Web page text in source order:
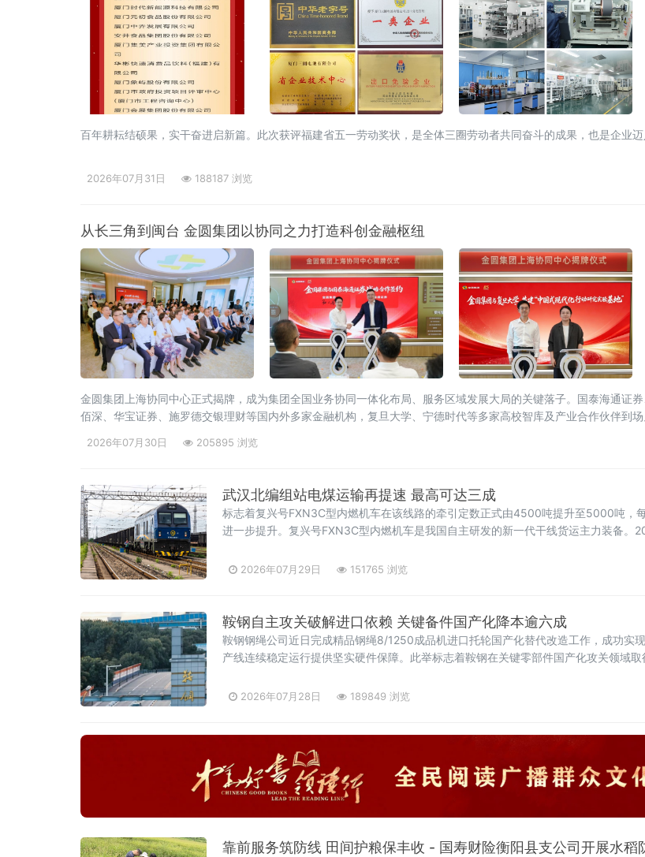
百年耕耘结硕果，实干奋进启新篇。此次获评福建省五一劳动奖状，是全体三圈劳动者共同奋斗的成果，也是企业迈
2026年07月31日 188187 浏览
从长三角到闽台 金圆集团以协同之力打造科创金融枢纽
金圆集团上海协同中心正式揭牌，成为集团全国业务协同一体化布局、服务区域发展大局的关键落子。国泰海通证
佰深、华宝证券、施罗德交银理财等国内外多家金融机构，复旦大学、宁德时代等多家高校智库及产业合作伙伴到
2026年07月30日 205895 浏览
武汉北编组站电煤运输再提速 最高可达三成
标志着复兴号FXN3C型内燃机车在该线路的牵引定数正式由4500吨提升至5000吨，
进一步提升。复兴号FXN3C型内燃机车是我国自主研发的新一代干线货运主力装备。
2026年07月29日 151765 浏览
鞍钢自主攻关破解进口依赖 关键备件国产化降本逾六成
鞍钢钢绳公司近日完成精品钢绳8/1250成品机进口托轮国产化替代改造工作，成功实
产线连续稳定运行提供坚实硬件保障。此举标志着鞍钢在关键零部件国产化攻关领域
引发产线停机，长期制约设备运行效
2026年07月28日 189849 浏览
靠前服务筑防线 田间护粮保丰收 - 国寿财险衡阳县支公司开展水稻